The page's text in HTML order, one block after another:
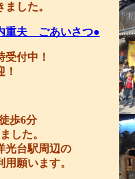
した。
重夫 ごあいさつ●
付中！
！
歩6分
した。
光台駅周辺の
願います。